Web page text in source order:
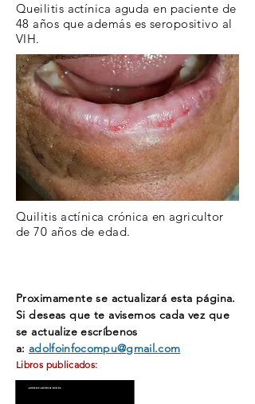
Queilitis actínica aguda en paciente de
48 años que además es seropositivo al
VIH.
Quilitis actínica crónica en agricultor
de 70 años de edad.
Proximamente se actualizará esta página.
Si deseas que te avisemos cada vez que
se actualizeescríbenos
a:adolfoinfocompu@gmail.com
Libros publicados: